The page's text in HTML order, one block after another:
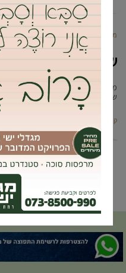
מקומונט גבעת שמואל 11 נובמבר, 2010
שיפור קו 69 של קווים
משרד התחבורה וחברת קווים נענו
שעד כה היווה את כלי התחבורה בקו 69 מקרית
קרא עוד ←
1
2